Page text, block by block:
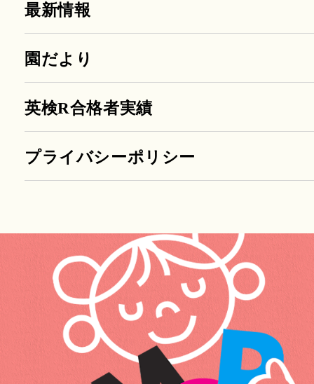
最新情報
園だより
英検R合格者実績
プライバシーポリシー